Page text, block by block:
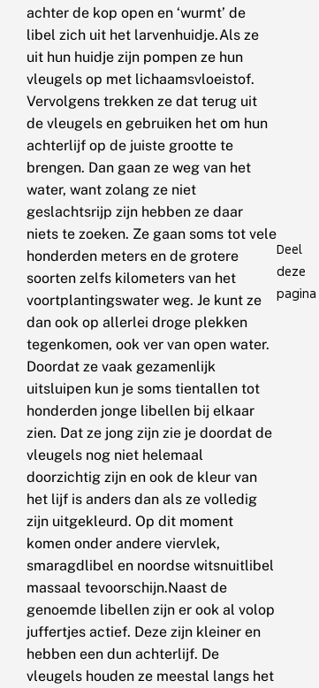
achter de kop open en ‘wurmt’ de
libel zich uit het larvenhuidje.Als ze
uit hun huidje zijn pompen ze hun
vleugels op met lichaamsvloeistof.
Vervolgens trekken ze dat terug uit
de vleugels en gebruiken het om hun
achterlijf op de juiste grootte te
brengen. Dan gaan ze weg van het
water, want zolang ze niet
geslachtsrijp zijn hebben ze daar
niets te zoeken. Ze gaan soms tot vele
honderden meters en de grotere
soorten zelfs kilometers van het
voortplantingswater weg. Je kunt ze
dan ook op allerlei droge plekken
tegenkomen, ook ver van open water.
Doordat ze vaak gezamenlijk
uitsluipen kun je soms tientallen tot
honderden jonge libellen bij elkaar
zien. Dat ze jong zijn zie je doordat de
vleugels nog niet helemaal
doorzichtig zijn en ook de kleur van
het lijf is anders dan als ze volledig
zijn uitgekleurd. Op dit moment
komen onder andere viervlek,
smaragdlibel en noordse witsnuitlibel
massaal tevoorschijn.Naast de
genoemde libellen zijn er ook al volop
juffertjes actief. Deze zijn kleiner en
hebben een dun achterlijf. De
vleugels houden ze meestal langs het
Deel
deze
pagina